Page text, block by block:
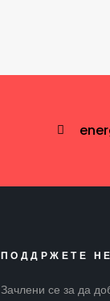
ПОДДРЖЕТЕ НЕ
Зачлени се за да